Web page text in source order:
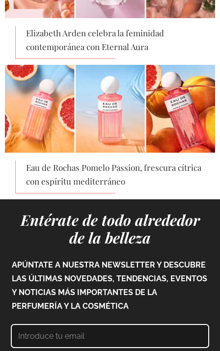
Elizabeth Arden celebra la feminidad
contemporánea con Eternal Aura
Eau de Rochas Pomelo Passion, frescura cítrica
con espíritu mediterráneo
Entérate de todo alrededor
de la belleza
APÚNTATE A NUESTRA NEWSLETTER Y DESCUBRE
LAS ÚLTIMAS NOVEDADES, TENDENCIAS, EVENTOS
Y NOTICIAS MÁS IMPORTANTES DE LA
PERFUMERÍA Y LA COSMÉTICA